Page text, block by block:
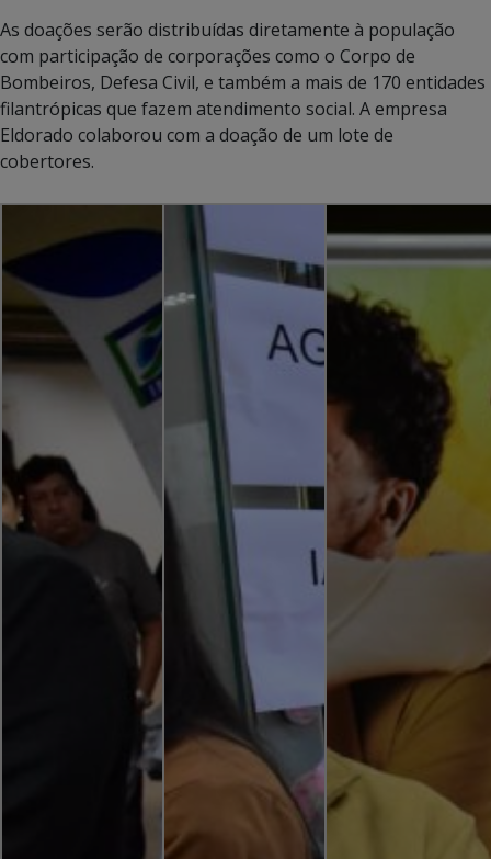
As doações serão distribuídas diretamente à população
com participação de corporações como o Corpo de
Bombeiros, Defesa Civil, e também a mais de 170 entidades
filantrópicas que fazem atendimento social. A empresa
Eldorado colaborou com a doação de um lote de
cobertores.